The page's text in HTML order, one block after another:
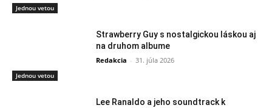
Jednou vetou
Jednou vetou
Strawberry Guy s nostalgickou láskou aj
na druhom albume
Redakcia - 31. júla 2026
Lee Ranaldo a jeho soundtrack k